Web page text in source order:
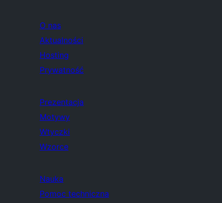
O nas
Aktualności
Hosting
Prywatność
Prezentacja
Motywy
Wtyczki
Wzorce
Nauka
Pomoc techniczna